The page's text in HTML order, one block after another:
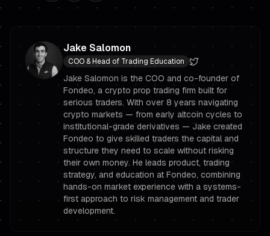
Jake Salomon
COO & Head of Trading Education
Jake Salomon is the COO and co-founder of
Fondeo, a crypto prop trading firm built for
serious traders. With over 8 years navigating
crypto markets — from early altcoin cycles to
institutional-grade derivatives — Jake created
Fondeo to give skilled traders the capital and
structure they need to scale without risking
their own money. He leads product, trading
strategy, and education at Fondeo, combining
hands-on market experience with a systems-
first approach to risk management and trader
development.